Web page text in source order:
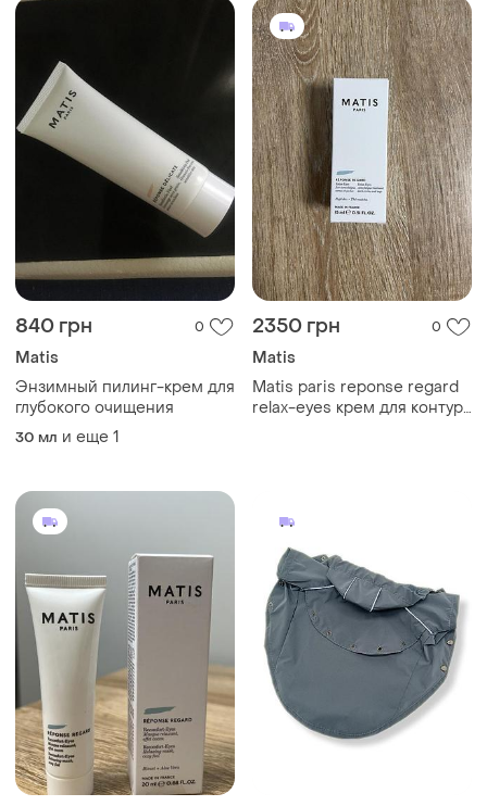
840 грн 0
Matis
Энзимный пилинг-крем для
глубокого очищения
30 мл и еще 1
2350 грн 0
Matis
Matis paris reponse regard
relax-eyes крем для контуру